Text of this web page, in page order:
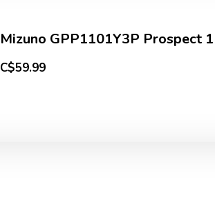
Mizuno GPP1101Y3P Prospect
C$59.99